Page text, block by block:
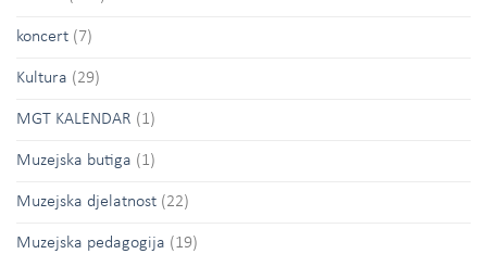
koncert (7)
Kultura (29)
MGT KALENDAR (1)
Muzejska butiga (1)
Muzejska djelatnost (22)
Muzejska pedagogija (19)